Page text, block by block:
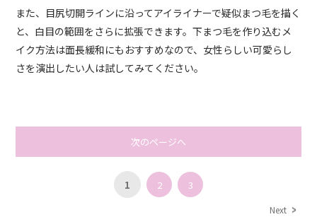
また、目尻切開ラインに沿ってアイライナーで疑似まつ毛を描く
と、白目の範囲をさらに拡張できます。下まつ毛を作り込むメ
イク方法は面長緩和にもおすすめなので、女性らしい可愛らし
さを演出したい人は試してみてください。
次のページへ
1 2 3
Next